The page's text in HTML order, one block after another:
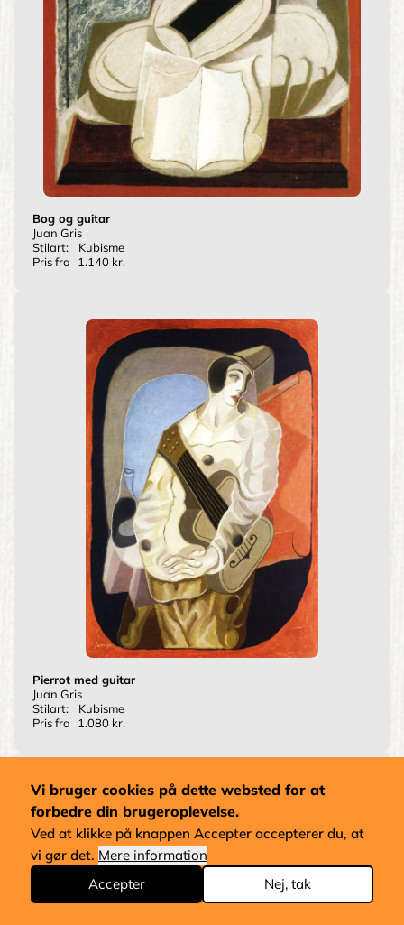
Bog og guitar
Juan Gris
Stilart:
Kubisme
Pris fra
1.140 kr.
Pierrot med guitar
Juan Gris
Stilart:
Kubisme
Pris fra
1.080 kr.
Vi bruger cookies på dette websted for at
forbedre din brugeroplevelse.
Ved at klikke på knappen Accepter accepterer du, at
vi gør det. Mere information
Accepter
Nej, tak